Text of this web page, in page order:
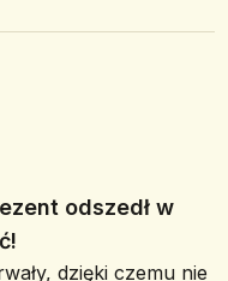
odszedł w
dzięki czemu nie